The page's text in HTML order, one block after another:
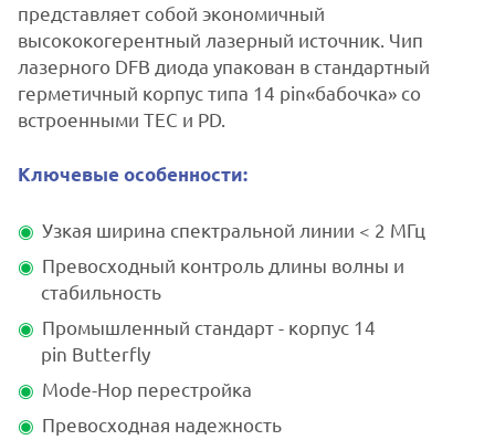
представляет собой экономичный
высококогерентный лазерный источник. Чип
лазерного DFB диода упакован в стандартный
герметичный корпус типа 14 pin«бабочка» со
встроенными TEC и PD.
Ключевые особенности:
Узкая ширина спектральной линии < 2 МГц
Превосходный контроль длины волны и
стабильность
Промышленный стандарт - корпус 14
pin Butterfly
Mode-Hop перестройка
Превосходная надежность